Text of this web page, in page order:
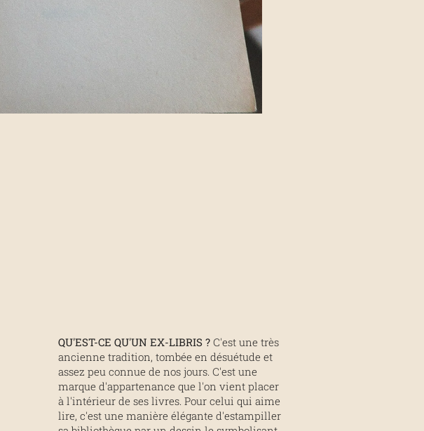
QU'EST-CE QU'UN EX-LIBRIS ?C'est une très
ancienne tradition, tombée en désuétude et
assez peu connue de nos jours. C'est une
marque d'appartenance que l'on vient placer
à l'intérieur de ses livres. Pour celui qui aime
lire, c'est une manière élégante d'estampiller